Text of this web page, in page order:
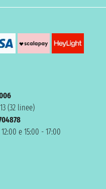
(32 linee)
e 15:00 - 17:00